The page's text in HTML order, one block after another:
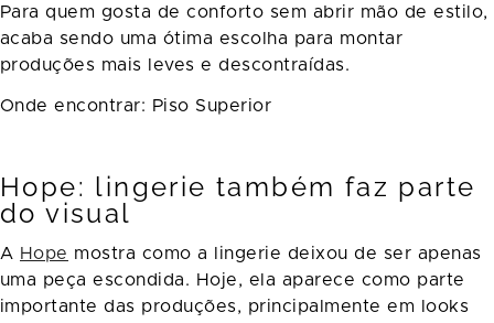
Para quem gosta de conforto sem abrir mão de estilo,
acaba sendo uma ótima escolha para montar
produções mais leves e descontraídas.
Onde encontrar: Piso Superior
Hope: lingerie também faz parte
do visual
A Hope mostra como a lingerie deixou de ser apenas
uma peça escondida. Hoje, ela aparece como parte
importante das produções, principalmente em looks